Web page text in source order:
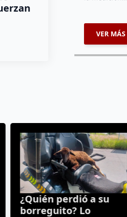
VER MÁS
¿Quién perdió a su
borreguito? Lo